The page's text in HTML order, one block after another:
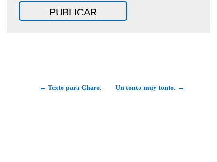
← Texto para Charo. Un tonto muy tonto. →